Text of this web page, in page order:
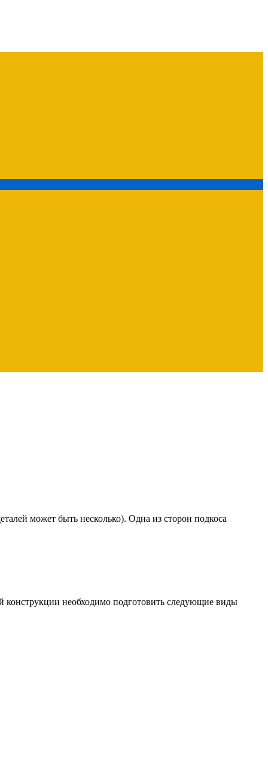
может быть несколько). Одна из сторон подкоса
конструкции необходимо подготовить следующие виды